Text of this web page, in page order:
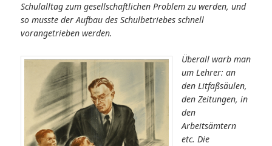
Schulalltag zum gesellschaftlichen Problem zu werden, und
so musste der Aufbau des Schulbetriebes schnell
vorangetrieben werden.
Überall warb man
um Lehrer: an
den Litfaßsäulen,
den Zeitungen, in
den
Arbeitsämtern
etc. Die